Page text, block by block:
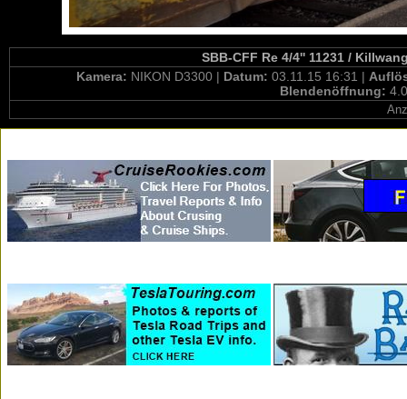
SBB-CFF Re 4/4'' 11231 /
Kamera: NIKON D3300 | Datum: 03.11.15 16:31 |
Blendenöffnung: